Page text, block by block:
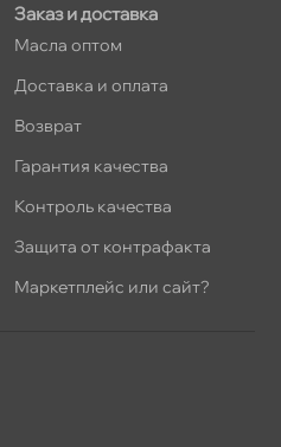
Заказ и доставка
Масла оптом
Доставка и оплата
озврат
Гарантия качества
Контроль качества
Защита от контрафакта
Маркетплейс или сайт?